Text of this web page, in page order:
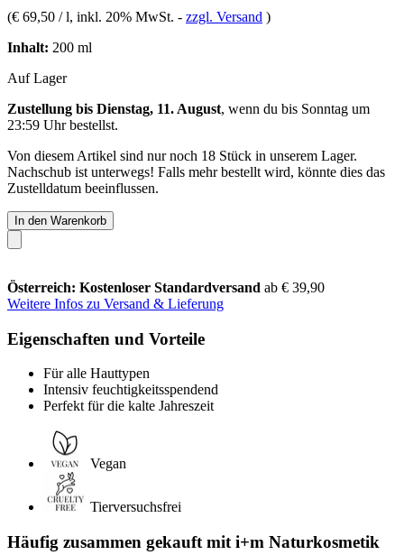
(€ 69,50 / l, inkl. 20% MwSt. - zzgl. Versand )
Inhalt: 200 ml
Auf Lager
Zustellung bis Dienstag, 11. August, wenn du bis Sonntag um
23:59 Uhrbestellst.
Von diesem Artikel sind nur noch 18 Stück in unserem Lager.
Nachschub ist unterwegs! Falls mehr bestellt wird, könnte dies das
Zustelldatum beeinflussen.
In den Warenkorb
Österreich: Kostenloser Standardversand ab € 39,90
Weitere Infos zu Versand & Lieferung
Eigenschaften und Vorteile
Für alle Hauttypen
Intensiv feuchtigkeitsspendend
Perfekt für die kalte Jahreszeit
Vegan
Tierversuchsfrei
Häufig zusammen gekauft mit i+m Naturkosmetik